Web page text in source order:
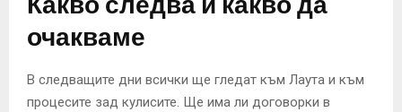
очакваме
В следващите дни всички ще гледат към Лаута и към
процесите зад кулисите. Ще има ли договорки в